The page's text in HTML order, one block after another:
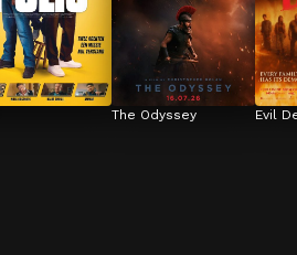
The Odyssey Evil